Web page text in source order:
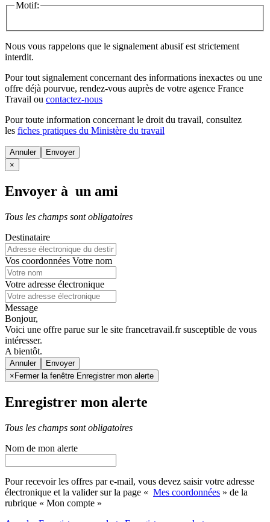
Motif:
Nous vous rappelons que le signalement abusif est strictement
interdit.
Pour tout signalement concernant des informations inexactes ou une
offre déjà pourvue, rendez-vous auprès de votre agence France
Travail ou contactez-nous
Pour toute information concernant le droit du travail, consultez
les fiches pratiques du Ministère du travail
Annuler
×
Envoyer à un ami
Tous les champs sont obligatoires
Destinataire
Vos coordonnées Votre nom
Votre adresse électronique
Message
Bonjour,
Voici une offre parue sur le site francetravail.fr susceptible de vous
intéresser.
A bientôt.
Annuler
× Fermer la fenêtre Enregistrer mon alerte
Enregistrer mon alerte
Tous les champs sont obligatoires
Nom de mon alerte
Pour recevoir les offres par e-mail, vous devez saisir votre adresse
électronique et la valider sur la page « Mes coordonnées » de la
rubrique « Mon compte »